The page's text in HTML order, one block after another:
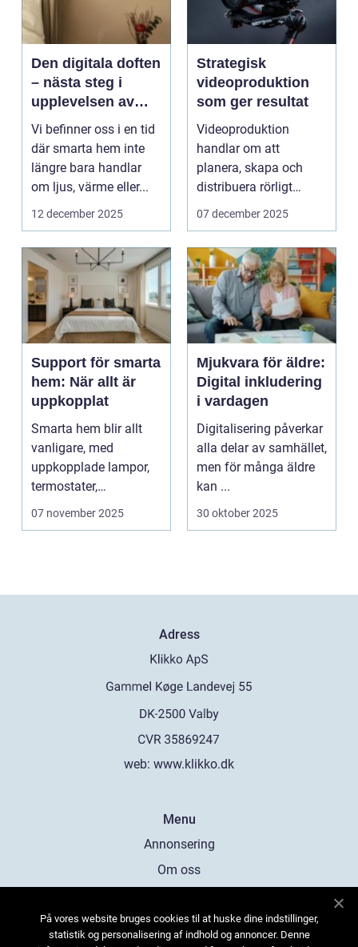
Den digitala doften
– nästa steg i
upplevelsen av
smarta hem
Vi befinner oss i en tid
där smarta hem inte
längre bara handlar
om ljus, värme eller...
12 december 2025
Strategisk
videoproduktion
som ger resultat
Videoproduktion
handlar om att
planera, skapa och
distribuera rörligt
innehåll som fö...
07 december 2025
Support för smarta
hem: När allt är
uppkopplat
Smarta hem blir allt
vanligare, med
uppkopplade lampor,
termostater,
säkerhetskameror och
07 november 2025
Mjukvara för äldre:
Digital inkludering
i vardagen
Digitalisering påverkar
alla delar av samhället,
men för många äldre
kan ...
30 oktober 2025
Adress
web: www.klikko.dk
Menu
Annonsering
Om oss
Kontakta oss
På vores website bruges cookies til at huske dine indstillinger,
statistik og personalisering af indhold og annoncer. Denne